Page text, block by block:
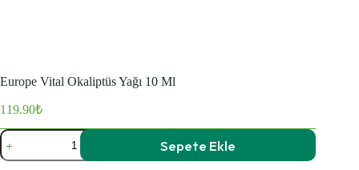
Europe Vital Okaliptüs Yağı 10 Ml
119.90₺
Europe
Vital
Okaliptüs
Sepete Ekle